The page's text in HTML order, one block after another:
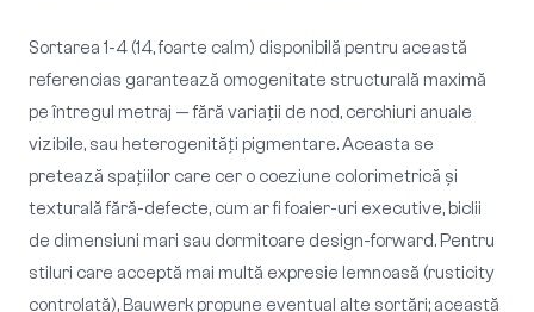
Sortarea 1-4 (14, foarte calm) disponibilă pentru această
referencias garantează omogenitate structurală maximă
pe întregul metraj — fără variații de nod, cerchiuri anuale
vizibile, sau heterogenități pigmentare. Aceasta se
pretează spațiilor care cer o coeziune colorimetrică și
texturală fără-defecte, cum ar fi foaier-uri executive, biclii
de dimensiuni mari sau dormitoare design-forward. Pentru
stiluri care acceptă mai multă expresie lemnoasă (rusticity
controlată), Bauwerk propune eventual alte sortări; această